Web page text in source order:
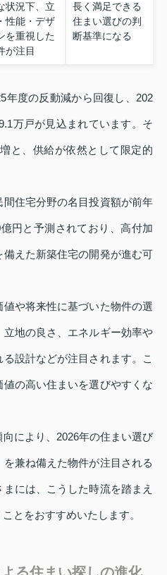
状況下、立
性能・デザ
を重視した
が注目
長く満足できる
住まい選びの判
断基準になる
年度の反動減から回復し、202
万戸が見込まれています。そ
と、供給が依然として限定的
住宅分野の名目投資額が前年
円と予測されており、高付加
えた新築住宅の開発が進む可
や将来性に基づいた物件の選
地の良さ、エネルギー効率や
設計などが注目されます。こ
の高い住まいを選びやすくな
により、2026年の住まい選び
兼ね備えた物件が注目される
には、こうした時流を踏まえ
とをおすすめいたします。